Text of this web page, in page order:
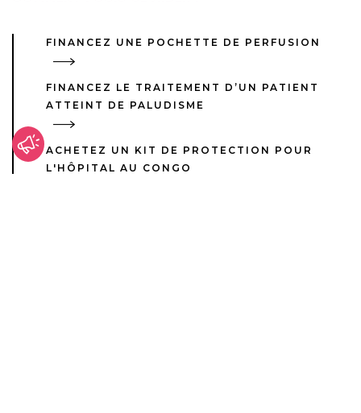
FINANCEZ UNE POCHETTE DE PERFUSION
FINANCEZ LE TRAITEMENT D’UN PATIENT
ATTEINT DE PALUDISME
ACHETEZ UN KIT DE PROTECTION POUR
L'HÔPITAL AU CONGO